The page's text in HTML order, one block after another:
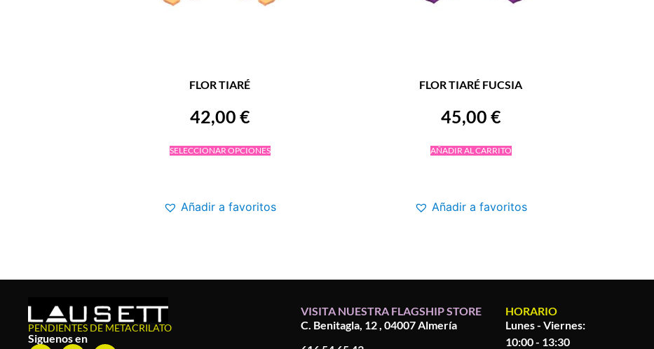
FLOR TIARÉ
42,00 €
SELECCIONAR OPCIONES
Añadir a favoritos
FLOR TIARÉ FUCSIA
45,00 €
AÑADIR AL CARRITO
Añadir a favoritos
PENDIENTES DE METACRILATO
Siguenos en
VISITA NUESTRA FLAGSHIP STORE
C. Benitagla, 12 , 04007 Almería
HORARIO
Lunes - Viernes:
10:00 - 13:30